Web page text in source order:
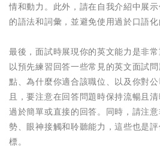
情和動力。此外，請在自我介紹中展
的語法和詞彙，並避免使用過於口語化
最後，面試時展現你的英文能力是非
以預先練習回答一些常見的英文面試
點、為什麼你適合該職位、以及你對
且，要注意在回答問題時保持流暢且
過於簡單或直接的回答。同時，請注
勢、眼神接觸和聆聽能力，這些也是
標。